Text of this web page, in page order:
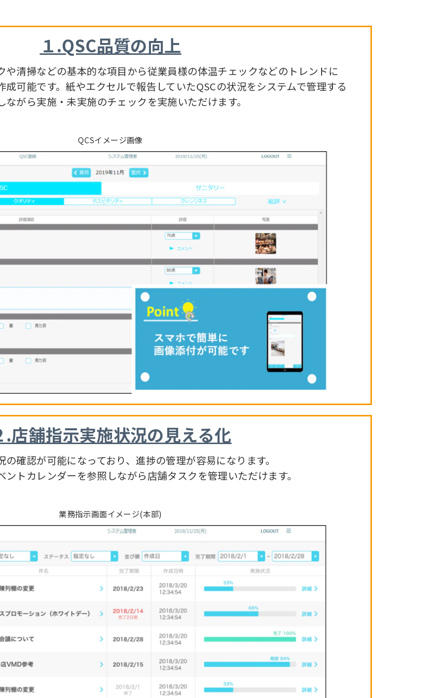
１.QSC品質の向上
清掃などの基本的な項目から従業員様の体温チェックなどのトレンドに
可能です。紙やエクセルで報告していたQSCの状況をシステムで管理する
がら実施・未実施のチェックを実施いただけます。
QCSイメージ画像
.店舗指示実施状況の見える化
確認が可能になっており、進捗の管理が容易になります。
トカレンダーを参照しながら店舗タスクを管理いただけます。
業務指示画面イメージ(本部)